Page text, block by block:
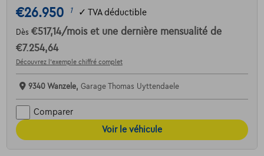
€26.950 1 ✓ TVA déductible
Dès €517,14/mois et une dernière mensualité de
€7.254,64
Découvrez l’exemple chiffré complet
9340 Wanzele, Garage Thomas Uyttendaele
Comparer
Voir le véhicule